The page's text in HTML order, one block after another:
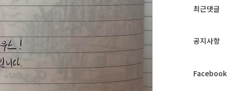
과
글
최근댓글
공지사항
페
Facebook